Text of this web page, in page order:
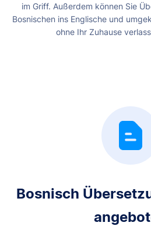
im Griff. Außerdem können Sie
Bosnischen ins Englische und
ohne Ihr Zuhause
Bosnisch